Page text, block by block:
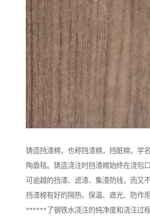
铸造挡渣棉，也称挡渣棉，挡脏棉，学
陶盾毯。铸造浇注时挡渣棉始终在浇包
可逾越的挡渣、滤渣、集渣防线，而又
挡渣棉有好的隔热、保温、遮光、防作
******了钢铁水浇注的纯净度和浇注过